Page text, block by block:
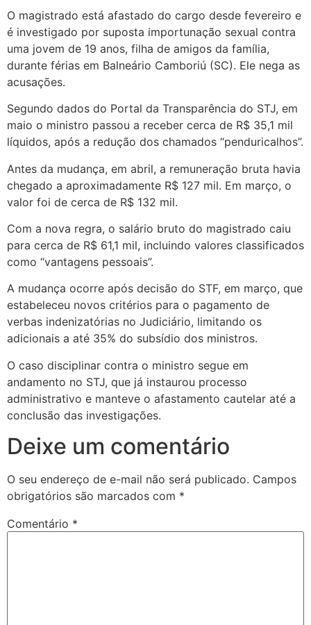
O magistrado está afastado do cargo desde fevereiro e
é investigado por suposta importunação sexual contra
uma jovem de 19 anos, filha de amigos da família,
durante férias em Balneário Camboriú (SC). Ele nega as
acusações.
Segundo dados do Portal da Transparência do STJ, em
maio o ministro passou a receber cerca de R$ 35,1 mil
líquidos, após a redução dos chamados “penduricalhos”.
Antes da mudança, em abril, a remuneração bruta havia
chegado a aproximadamente R$ 127 mil. Em março, o
valor foi de cerca de R$ 132 mil.
Com a nova regra, o salário bruto do magistrado caiu
para cerca de R$ 61,1 mil, incluindo valores classificados
como “vantagens pessoais”.
A mudança ocorre após decisão do STF, em março, que
estabeleceu novos critérios para o pagamento de
verbas indenizatórias no Judiciário, limitando os
adicionais a até 35% do subsídio dos ministros.
O caso disciplinar contra o ministro segue em
andamento no STJ, que já instaurou processo
administrativo e manteve o afastamento cautelar até a
conclusão das investigações.
Deixe um comentário
O seu endereço de e-mail não será publicado. Campos
obrigatórios são marcados com *
Comentário *